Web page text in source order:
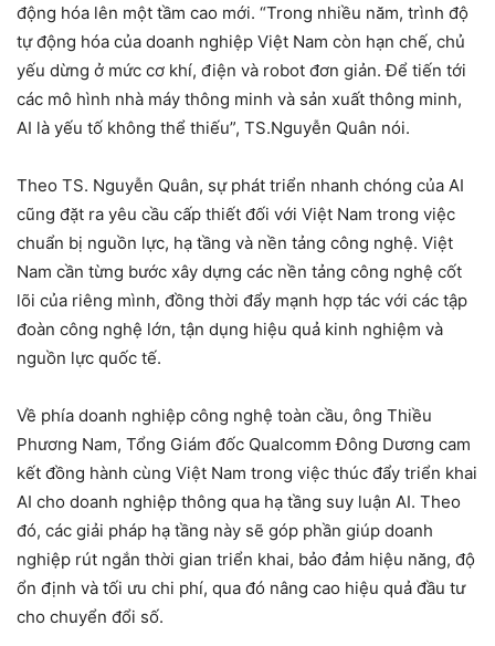
động hóa lên một tầm cao mới. “Trong nhiều năm, trình độ
tự động hóa của doanh nghiệp Việt Nam còn hạn chế, chủ
yếu dừng ở mức cơ khí, điện và robot đơn giản. Để tiến tới
các mô hình nhà máy thông minh và sản xuất thông minh,
AI là yếu tố không thể thiếu”, TS.Nguyễn Quân nói.
Theo TS. Nguyễn Quân, sự phát triển nhanh chóng của AI
cũng đặt ra yêu cầu cấp thiết đối với Việt Nam trong việc
chuẩn bị nguồn lực, hạ tầng và nền tảng công nghệ. Việt
Nam cần từng bước xây dựng các nền tảng công nghệ cốt
lõi của riêng mình, đồng thời đẩy mạnh hợp tác với các tập
đoàn công nghệ lớn, tận dụng hiệu quả kinh nghiệm và
nguồn lực quốc tế.
Về phía doanh nghiệp công nghệ toàn cầu, ông Thiều
Phương Nam, Tổng Giám đốc Qualcomm Đông Dương cam
kết đồng hành cùng Việt Nam trong việc thúc đẩy triển khai
AI cho doanh nghiệp thông qua hạ tầng suy luận AI. Theo
đó, các giải pháp hạ tầng này sẽ góp phần giúp doanh
nghiệp rút ngắn thời gian triển khai, bảo đảm hiệu năng, độ
ổn định và tối ưu chi phí, qua đó nâng cao hiệu quả đầu tư
cho chuyển đổi số.